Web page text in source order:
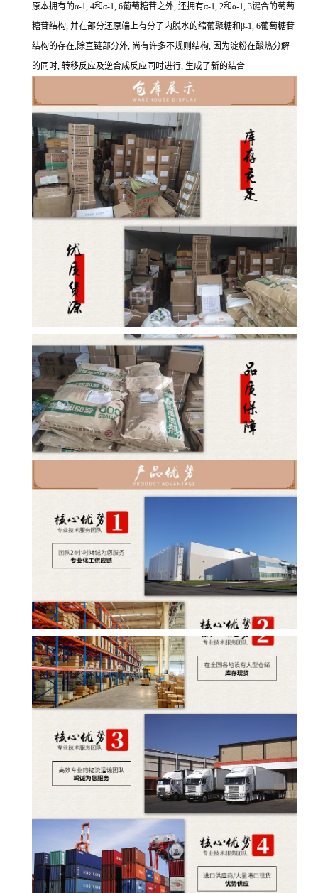
原本拥有的α-1, 4和α-1, 6葡萄糖苷之外, 还拥有α-1, 2和α-1, 3键合的萄萄
糖苷结构, 并在部分还原端上有分子内脱水的缩葡聚糖和β-1, 6葡萄糖苷
结构的存在,除直链部分外, 尚有许多不规则结构, 因为淀粉在酸热分解
的同时, 转移反应及逆合成反应同时进行, 生成了新的结合